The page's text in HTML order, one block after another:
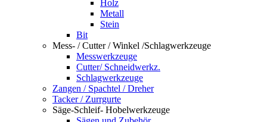
Holz
Metall
Stein
Bit
Mess- / Cutter / Winkel /Schlagwerkzeuge
Messwerkzeuge
Cutter/ Schneidwerkz.
Schlagwerkzeuge
Zangen / Spachtel / Dreher
Tacker / Zurrgurte
Säge-Schleif- Hobelwerkzeuge